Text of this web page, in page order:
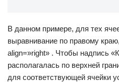
В данном примере, для тех
выравнивание по правому
align=»right» . Чтобы надпись
располагалась по верхней
для соответствующей ячейки